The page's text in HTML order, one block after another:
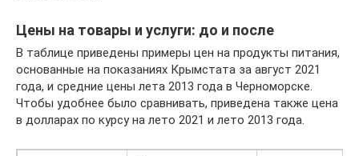
Цены на товары и услуги: до и после
В таблице приведены примеры цен на продукты питания,
основанные на показаниях Крымстата за август 2021
года, и средние цены лета 2013 года в Черноморске.
Чтобы удобнее было сравнивать, приведена также цена
в долларах по курсу на лето 2021 и лето 2013 года.